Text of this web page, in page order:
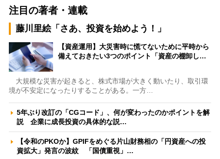
注目の著者・連載
藤川里絵「さあ、投資を始めよう！」
【資産運用】大災害時に慌てないために平時から
備えておきたい3つのポイント「資産の棚卸し…
大規模な災害が起きると、株式市場が大きく動いたり、取引環
境が不安定になったりすることがある。一方…
5年ぶり改訂の「CGコード」、何が変わったのかポイントを解
説 企業に成長投資の具体的な説…
【令和のPKOか】GPIFをめぐる片山財務相の「円資産への投
資拡大」発言の波紋 「国債重視」…